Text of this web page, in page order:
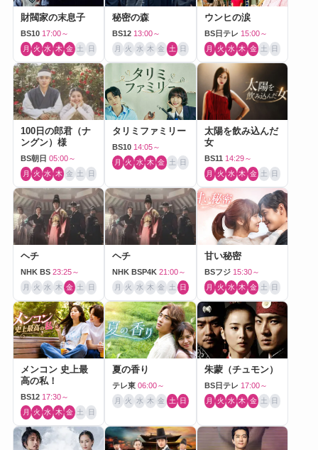
財閥家の末息子
BS10 17:00～
月 火 水 木 金 土 日
秘密の森
BS12 13:00～
月 火 水 木 金 土 日
ウンヒの涙
BS日テレ 15:00～
月 火 水 木 金 土 日
100日の郎君（ナ
ングン）様
BS朝日 05:00～
月 火 水 木 金 土 日
タリミファミリー
BS10 14:05～
月 火 水 木 金 土 日
太陽を飲み込んだ
女
BS11 14:29～
月 火 水 木 金 土 日
ヘチ
NHK BS 23:25～
月 火 水 木 金 土 日
ヘチ
NHK BSP4K 21:00～
月 火 水 木 金 土 日
甘い秘密
BSフジ 15:30～
月 火 水 木 金 土 日
メンコン 史上最
高の私！
BS12 17:30～
月 火 水 木 金 土 日
夏の香り
テレ東 06:00～
月 火 水 木 金 土 日
朱蒙（チュモン）
BS日テレ 17:00～
月 火 水 木 金 土 日